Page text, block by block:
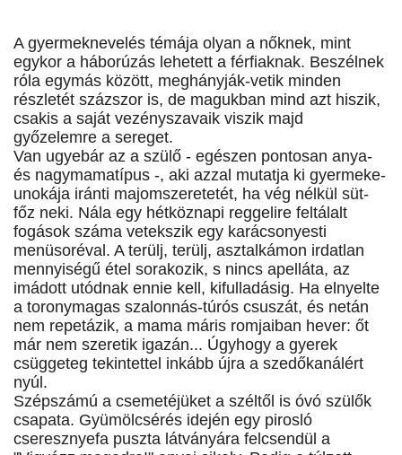
A gyermeknevelés témája olyan a nőknek, mint
egykor a háborúzás lehetett a férfiaknak. Beszélnek
róla egymás között, meghányják-vetik minden
részletét százszor is, de magukban mind azt hiszik,
csakis a saját vezényszavaik viszik majd
győzelemre a sereget.
Van ugyebár az a szülő - egészen pontosan anya-
és nagymamatípus -, aki azzal mutatja ki gyermeke-
unokája iránti majomszeretetét, ha vég nélkül süt-
főz neki. Nála egy hétköznapi reggelire feltálalt
fogások száma vetekszik egy karácsonyesti
menüsoréval. A terülj, terülj, asztalkámon irdatlan
mennyiségű étel sorakozik, s nincs apelláta, az
imádott utódnak ennie kell, kifulladásig. Ha elnyelte
a toronymagas szalonnás-túrós csuszát, és netán
nem repetázik, a mama máris romjaiban hever: őt
már nem szeretik igazán... Úgyhogy a gyerek
csüggeteg tekintettel inkább újra a szedőkanálért
nyúl.
Szépszámú a csemetéjüket a széltől is óvó szülők
csapata. Gyümölcsérés idején egy pirosló
cseresznyefa puszta látványára felcsendül a